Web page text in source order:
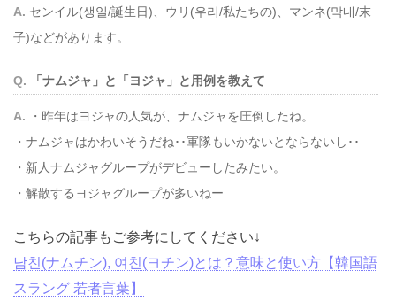
センイル(생일/誕生日)、ウリ(우리/私たちの)、マンネ(막내/末
子)などがあります。
「ナムジャ」と「ヨジャ」と用例を教えて
・昨年はヨジャの人気が、ナムジャを圧倒したね。
・ナムジャはかわいそうだね･･軍隊もいかないとならないし･･
・新人ナムジャグループがデビューしたみたい。
・解散するヨジャグループが多いねー
こちらの記事もご参考にしてください↓
남친(ナムチン), 여친(ヨチン)とは？意味と使い方【韓国語
スラング 若者言葉】